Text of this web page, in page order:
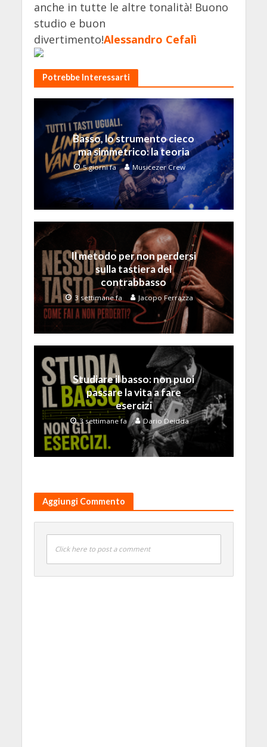
anche in tutte le altre tonalità! Buono
studio e buon
divertimento!Alessandro Cefalì
Potrebbe Interessarti
Basso, lo strumento cieco
ma simmetrico: la teoria
5 giorni fa Musicezer Crew
Il metodo per non perdersi
sulla tastiera del
contrabbasso
3 settimane fa Jacopo Ferrazza
Studiare il basso: non puoi
passare la vita a fare
esercizi
3 settimane fa Dario Deidda
Aggiungi Commento
Click here to post a comment